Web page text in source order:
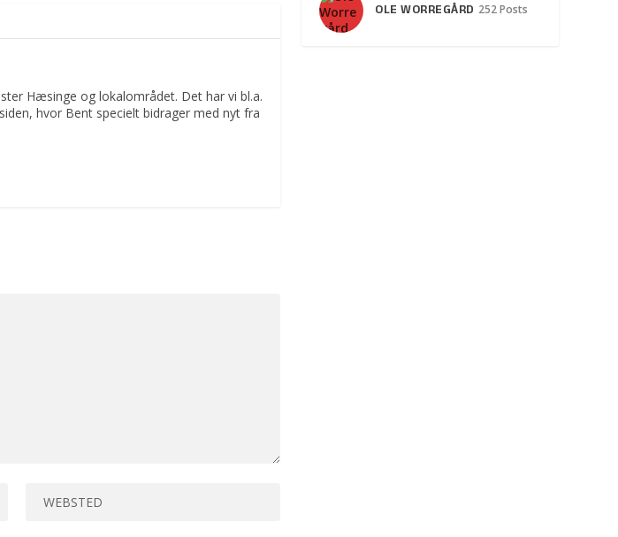
Hæsinge og lokalområdet. Det har vi bl.a.
hvor Bent specielt bidrager med nyt fra
OLE WORREGÅRD 252 Posts